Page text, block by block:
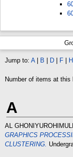
Jump to: A| B D F H
Number of items at this
A
AL
GRAPHICS
CLUSTERING.